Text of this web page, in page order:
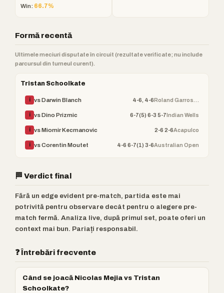
Win: 66.7%
Formă recentă
Ultimele meciuri disputate în circuit (rezultate verificate; nu include
parcursul din turneul curent).
Tristan Schoolkate
Î vs Darwin Blanch 4-6, 4-6
Î vs Dino Prizmic 6-7(5) 6-3 5-7Indian Wells
Î vs Miomir Kecmanovic 2-6 2-6Acapulco
Î vs Corentin Moutet 4-6 6-7(1) 3-6Australian Open
🏁 Verdict final
Fără un edge evident pre-match, partida este mai
potrivită pentru observare decât pentru o alegere pre-
match fermă. Analiza live, după primul set, poate oferi un
context mai bun. Pariați responsabil.
❓ Întrebări frecvente
Când se joacă Nicolas Mejia vs Tristan
Schoolkate?